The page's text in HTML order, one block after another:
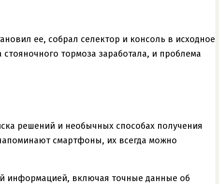
ее, собрал селектор и консоль в исходное
тормоза заработала, и проблема
решений и необычных способах получения
смартфоны, их всегда можно
информацией, включая точные данные об